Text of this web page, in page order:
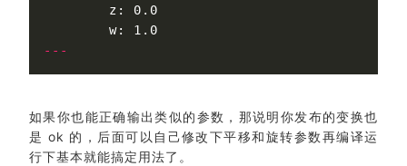
        z: 0.0
---
如果你也能正确输出类似的参数，那说明你发布的变换也
是 ok 的，后面可以自己修改下平移和旋转参数再编译运
行下基本就能搞定用法了。